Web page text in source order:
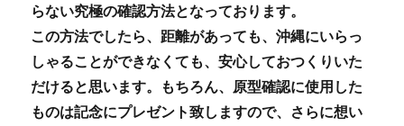
らない究極の確認方法となっております。
この方法でしたら、距離があっても、沖縄にいらっ
しゃることができなくても、安心しておつくりいた
だけると思います。もちろん、原型確認に使用した
ものは記念にプレゼント致しますので、さらに想い